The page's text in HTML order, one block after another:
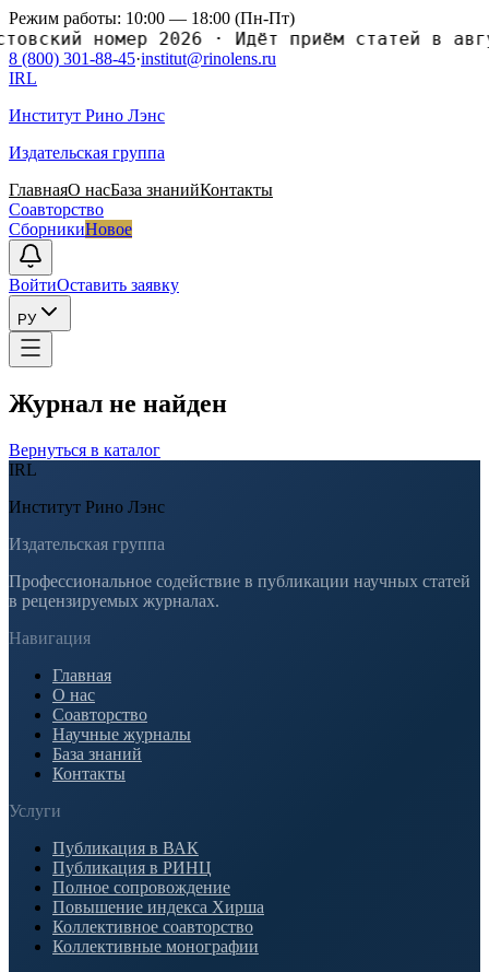
Режим работы: 10:00 — 18:00 (Пн-Пт)
номер 2026·Идёт приём статей в
8 (800) 301-88-45·institut@rinolens.ru
IRL
Институт Рино Лэнс
Издательская группа
ГлавнаяО насБаза знанийКонтакты
Соавторство
СборникиНовое
ВойтиОставить заявку
РУ
Журнал не найден
Вернуться в каталог
IRL
Институт Рино Лэнс
Издательская группа
Профессиональное содействие в публикации научных статей
в рецензируемых журналах.
Навигация
Главная
О нас
Соавторство
Научные журналы
База знаний
Контакты
Услуги
Публикация в ВАК
Публикация в РИНЦ
Полное сопровождение
Повышение индекса Хирша
Коллективное соавторство
Коллективные монографии